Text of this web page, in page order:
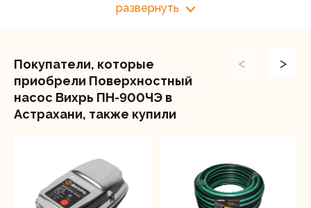
Насос легко подключается к шлангам и
дюйм. Чугунная насосная часть обеспечивает
надежность и долговечность, устойчивость к
механическим воздействиям. Крыльчатка из
композитного пластика обеспечивает прочность и
монтируется и обслуживается, а также обладает
высокой надёжностью. Он станет незаменимым
помощником в ситуациях, когда необходимо
развернуть
Покупатели, которые
приобрели Поверхностный
насос Вихрь ПН-900ЧЭ в
Астрахани, также купили
< >